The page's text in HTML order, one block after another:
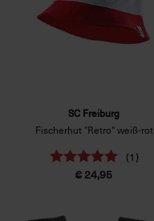
SC Freiburg
Fischerhut "Retro" weiß-rot
(1)
€ 24,95